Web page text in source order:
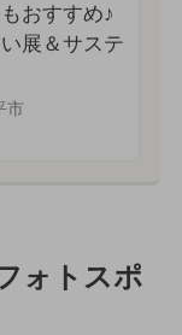
おすすめ♪
展＆サステ
市
ォトスポ